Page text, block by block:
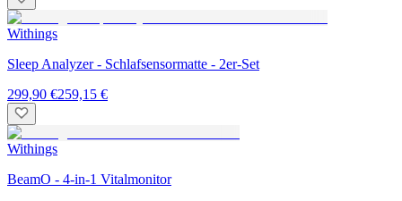
Withings
Sleep Analyzer - Schlafsensormatte - 2er-Set
299,90 €259,15 €
Withings
BeamO - 4-in-1 Vitalmonitor